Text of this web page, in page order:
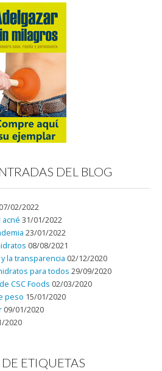
DEL BLOG
07/02/2022
acné 31/01/2022
23/01/2022
08/08/2021
y la transparencia 02/12/2020
para todos 29/09/2020
CSC Foods 02/03/2020
peso 15/01/2020
09/01/2020
2020
ETIQUETAS